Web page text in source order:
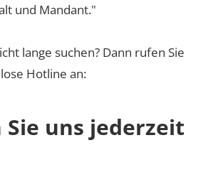
und Mandant."
lange suchen? Dann rufen Sie
Hotline an:
Sie uns jederzeit